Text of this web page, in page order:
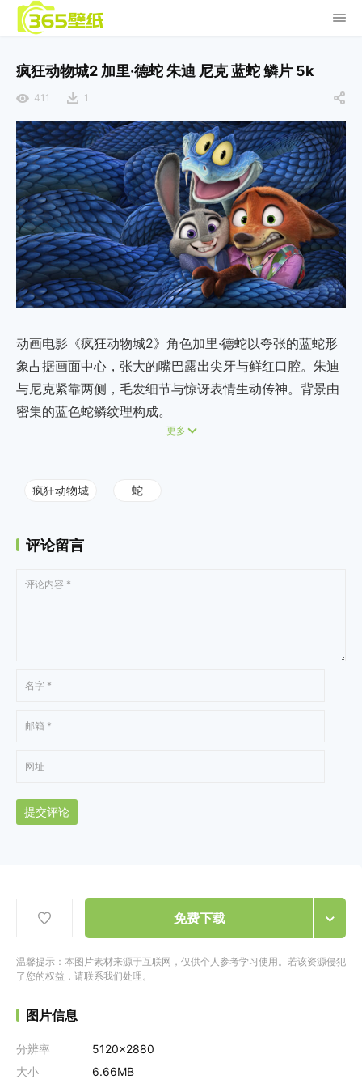
疯狂动物城2 加里·德蛇 朱迪 尼克 蓝蛇 鳞片 5k
411 1
动画电影《疯狂动物城2》角色加里·德蛇以夸张的蓝蛇形
象占据画面中心，张大的嘴巴露出尖牙与鲜红口腔。朱迪
与尼克紧靠两侧，毛发细节与惊讶表情生动传神。背景由
密集的蓝色蛇鳞纹理构成。
更多
疯狂动物城 蛇
评论留言
提交评论
免费下载
温馨提示：本图片素材来源于互联网，仅供个人参考学习使用。若该资源侵犯
了您的权益，请联系我们处理。
图片信息
分辨率
5120x2880
大小
6.66MB